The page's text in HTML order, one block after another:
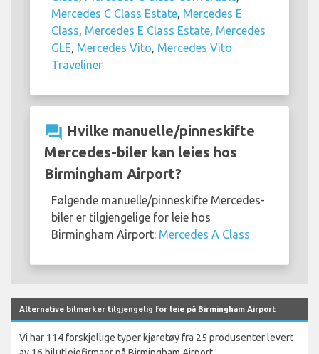
Mercedes C Class Estate, Mercedes E
Class, Mercedes E Class Estate, Mercedes
GLE, Mercedes Vito, Mercedes Vito
Traveliner
question_answer Hvilke manuelle/pinneskifte
Mercedes-biler kan leies hos
Birmingham Airport?
Følgende manuelle/pinneskifte Mercedes-
biler er tilgjengelige for leie hos
Birmingham Airport: Mercedes A Class
Alternative bilmerker tilgjengelig for leie på Birmingham Airport
Vi har 114 forskjellige typer kjøretøy fra 25 produsenter levert